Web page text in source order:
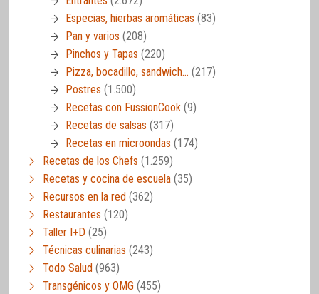
Especias, hierbas aromáticas (83)
Pan y varios (208)
Pinchos y Tapas (220)
Pizza, bocadillo, sandwich… (217)
Postres (1.500)
Recetas con FussionCook (9)
Recetas de salsas (317)
Recetas en microondas (174)
Recetas de los Chefs (1.259)
Recetas y cocina de escuela (35)
Recursos en la red (362)
Restaurantes (120)
Taller I+D (25)
Técnicas culinarias (243)
Todo Salud (963)
Transgénicos y OMG (455)